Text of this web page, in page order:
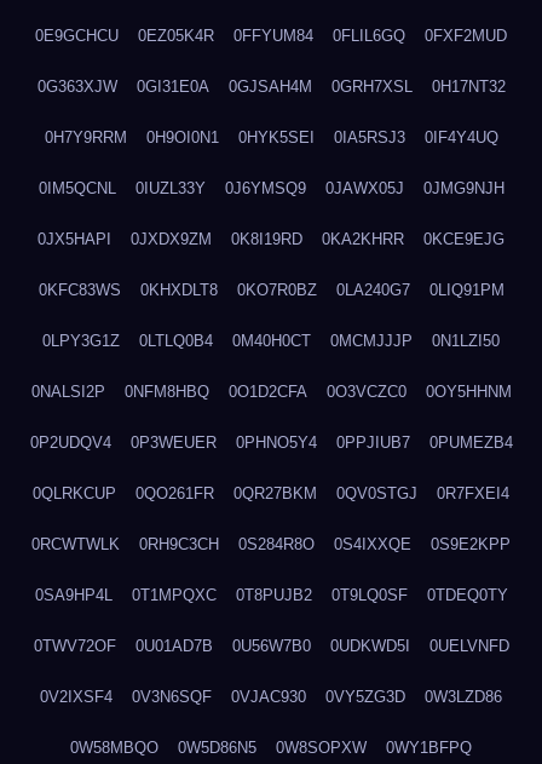
0E9GCHCU 0EZ05K4R 0FFYUM84 0FLIL6GQ 0FXF2MUD
0G363XJW 0GI31E0A 0GJSAH4M 0GRH7XSL 0H17NT32
0H7Y9RRM 0H9OI0N1 0HYK5SEI 0IA5RSJ3 0IF4Y4UQ
0IM5QCNL 0IUZL33Y 0J6YMSQ9 0JAWX05J 0JMG9NJH
0JX5HAPI 0JXDX9ZM 0K8I19RD 0KA2KHRR 0KCE9EJG
0KFC83WS 0KHXDLT8 0KO7R0BZ 0LA240G7 0LIQ91PM
0LPY3G1Z 0LTLQ0B4 0M40H0CT 0MCMJJJP 0N1LZI50
0NALSI2P 0NFM8HBQ 0O1D2CFA 0O3VCZC0 0OY5HHNM
0P2UDQV4 0P3WEUER 0PHNO5Y4 0PPJIUB7 0PUMEZB4
0QLRKCUP 0QO261FR 0QR27BKM 0QV0STGJ 0R7FXEI4
0RCWTWLK 0RH9C3CH 0S284R8O 0S4IXXQE 0S9E2KPP
0SA9HP4L 0T1MPQXC 0T8PUJB2 0T9LQ0SF 0TDEQ0TY
0TWV72OF 0U01AD7B 0U56W7B0 0UDKWD5I 0UELVNFD
0V2IXSF4 0V3N6SQF 0VJAC930 0VY5ZG3D 0W3LZD86
0W58MBQO 0W5D86N5 0W8SOPXW 0WY1BFPQ